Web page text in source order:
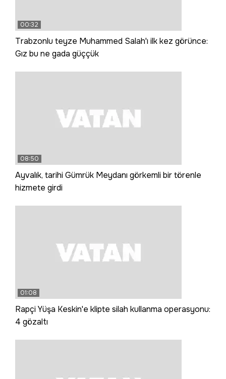
00:32
Trabzonlu teyze Muhammed Salah'ı ilk kez görünce:
Gız bu ne gada güççük
08:50
Ayvalık, tarihi Gümrük Meydanı görkemli bir törenle
hizmete girdi
01:08
Rapçi Yüşa Keskin'e klipte silah kullanma operasyonu:
4 gözaltı